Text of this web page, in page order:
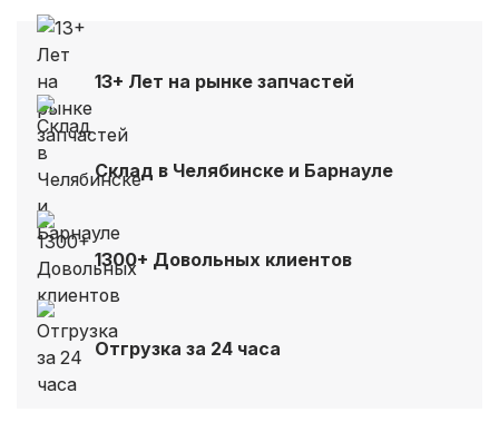
13+ Лет на рынке запчастей
Склад в Челябинске и Барнауле
1300+ Довольных клиентов
Отгрузка за 24 часа